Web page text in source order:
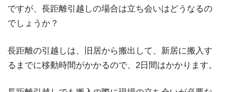
ですが、長距離引越しの場合は立ち会いはどうなるの
でしょうか？
長距離の引越しは、旧居から搬出して、新居に搬入す
るまでに移動時間がかかるので、2日間はかかります。